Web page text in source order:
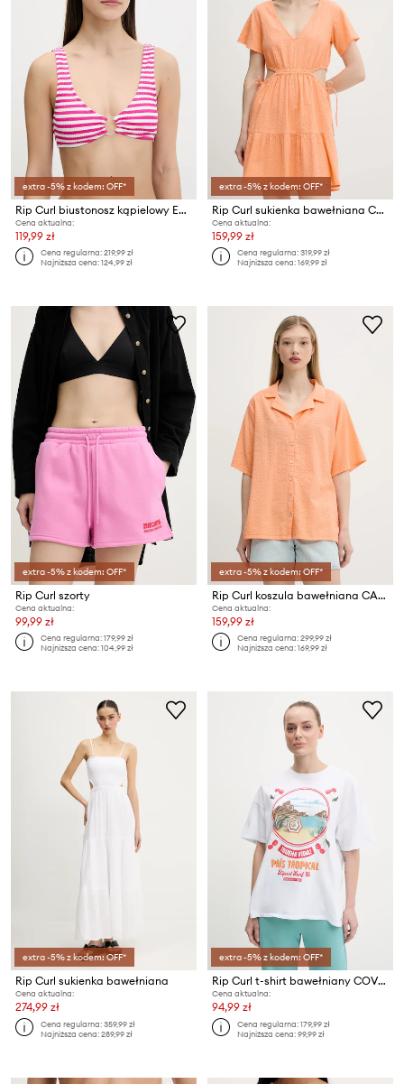
extra -5% z kodem: OFF*
Rip Curl biustonosz kąpielowy ES VEDRA
Cena aktualna:
119,99 zł
Cena regularna:219,99 zł
Najniższa cena:124,99 zł
extra -5% z kodem: OFF*
Rip Curl sukienka bawełniana CALA VADELLA
Cena aktualna:
159,99 zł
Cena regularna:319,99 zł
Najniższa cena:169,99 zł
extra -5% z kodem: OFF*
Rip Curl szorty
Cena aktualna:
99,99 zł
Cena regularna:179,99 zł
Najniższa cena:104,99 zł
extra -5% z kodem: OFF*
Rip Curl koszula bawełniana CALA VADELLA
Cena aktualna:
159,99 zł
Cena regularna:299,99 zł
Najniższa cena:169,99 zł
extra -5% z kodem: OFF*
Rip Curl sukienka bawełniana
Cena aktualna:
274,99 zł
Cena regularna:359,99 zł
Najniższa cena:289,99 zł
extra -5% z kodem: OFF*
Rip Curl t-shirt bawełniany COVE HERITAGE
Cena aktualna:
94,99 zł
Cena regularna:179,99 zł
Najniższa cena:99,99 zł